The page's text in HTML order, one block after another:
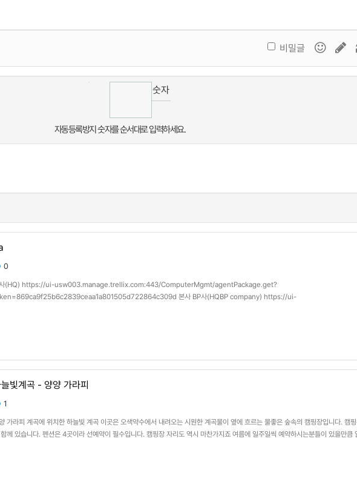
비밀글
숫자
듣기
자동등록방지 숫자를 순서대로 입력하세요.
0
(HQ) https://ui-usw003.manage.trellix.com:443/ComputerMgmt/agentPackage.get?
본사 BP사(HQBP company) https://ui-
빛계곡 - 양양 가라피
1
가라피 계곡에 위치한 하늘빛 계곡 이곳은 오색약수에서 내려오는 시원한 계곡물이 옆에 흐르는 물좋은 숲속의 캠핑장입니다. 캠
께 있습니다. 펜션은 4곳이라 선예약이 필수입니다. 캠핑장 자리도 역시 마찬가지죠 여름에 일주일씩 예약하시는분들이 있을만큼